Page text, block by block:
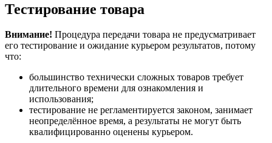
Тестирование товара
Внимание! Процедура передачи товара не предусматривает
его тестирование и ожидание курьером результатов, потому
что:
большинство технически сложных товаров требует
длительного времени для ознакомления и
использования;
тестирование не регламентируется законом, занимает
неопределённое время, а результаты не могут быть
квалифицированно оценены курьером.